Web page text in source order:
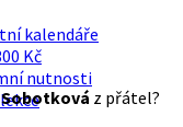
kalendáře
Kč
nutnosti
z přátel?